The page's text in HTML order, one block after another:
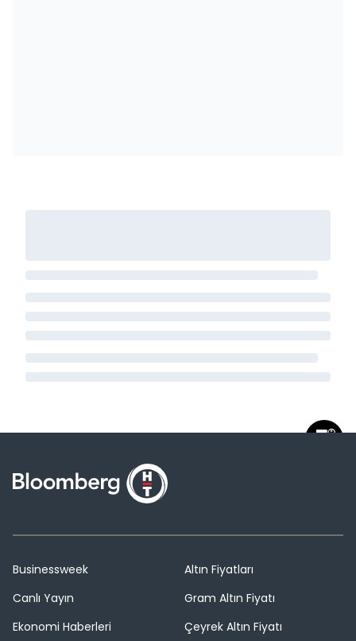
Businessweek
Canlı Yayın
Ekonomi Haberleri
Altın Fiyatları
Gram Altın Fiyatı
Çeyrek Altın Fiyatı